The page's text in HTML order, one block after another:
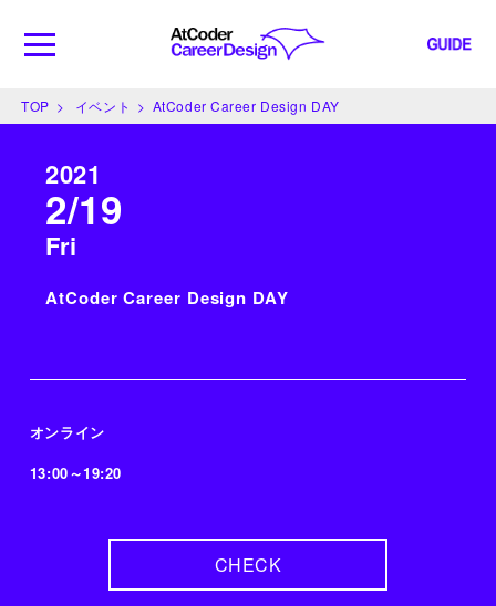
chokudaiのはなしへ
3 企業からのメッセージ
自分が何をしたいのか、何ができるのか、そしてどんな環
れているのは、各社からの競技プログラマーへの熱い想い
と、その可能性に対する企業、そして社会からの大きな期
待です。競技プログラマーのどんな能力や素質が求められ
TOP イベント AtCoder Career Design DAY
2021
2/19
Fri
AtCoder Career Design DAY
オンライン
13:00～19:20
CHECK